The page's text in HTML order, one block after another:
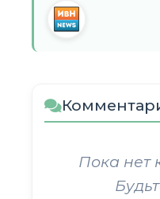
Пока нет